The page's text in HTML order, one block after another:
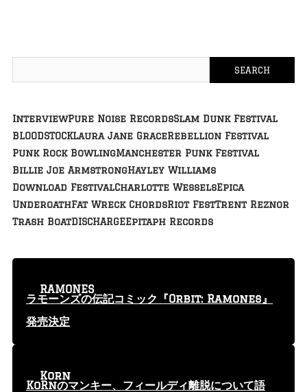
InterviewPure Noise RecordsSlam Dunk Festival
BLOODSTOCKLaura Jane GraceRebellion Festival
Punk Rock BowlingManchester Punk Festival
Billie Joe ArmstrongHayley Williams
Download FestivalCharlotte WesselsEpica
UnderoathFat Wreck ChordsRiot FestTrent Reznor
Trash BoatDISCHARGEEpitaph Records
ラモーンズの伝記コミック『Orbit: Ramones』
発売決定
RAMONES
KoRnのマンキー、フィールディ離脱について語
Korn